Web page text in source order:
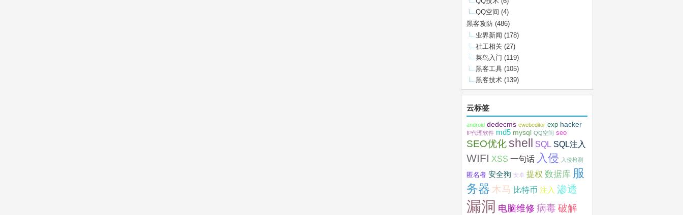
QQ空间 (4)
黑客攻防 (486)
业界新闻 (178)
社工相关 (27)
菜鸟入门 (119)
黑客工具 (105)
黑客技术 (139)
云标签
android dedecms ewebeditor exp hacker
IP代理软件 md5 mysql QQ空间 seo
SEO优化 shell SQL SQL注入
WIFI XSS 一句话 入侵 入侵检测
匿名者 安全狗 安卓 提权 数据库 服
务器 木马 比特币 注入 渗透
漏洞 电脑维修 病毒 破解